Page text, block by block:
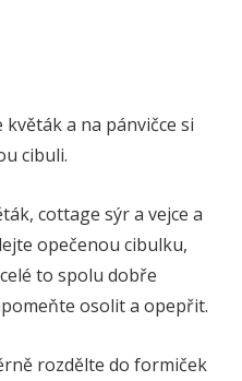
a na pánvičce si
cibuli.
cottage sýr a vejce a
opečenou cibulku,
to spolu dobře
osolit a opepřit.
rozdělte do formiček